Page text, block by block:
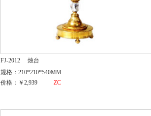
FJ-2012
烛台
规格：210*210*540MM
价格：￥2,939
ZC